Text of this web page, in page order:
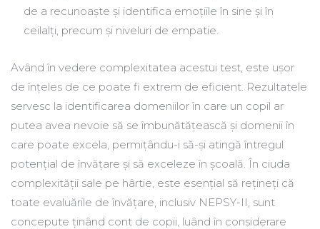
de a recunoaște și identifica emoțiile în sine și în
ceilalți, precum și niveluri de empatie.
Având în vedere complexitatea acestui test, este ușor
de înțeles de ce poate fi extrem de eficient. Rezultatele
servesc la identificarea domeniilor în care un copil ar
putea avea nevoie să se îmbunătățească și domenii în
care poate excela, permițându-i să-și atingă întregul
potențial de învățare și să exceleze în școală. În ciuda
complexității sale pe hârtie, este esențial să rețineți că
toate evaluările de învățare, inclusiv NEPSY-II, sunt
concepute ținând cont de copii, luând în considerare